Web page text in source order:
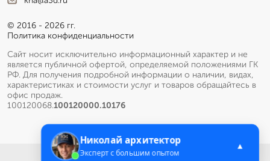
© 2016 - 2026 гг.
Политика конфиденциальности
Сайт носит исключительно информационный характер и не
является публичной офертой, определяемой положениями ГК
РФ. Для получения подробной информации о наличии, видах,
характеристиках и стоимости услуг и товаров обращайтесь в
офис продаж.
100120068.100120000.10176
Николай архитектор
Эксперт с большим опытом
▲